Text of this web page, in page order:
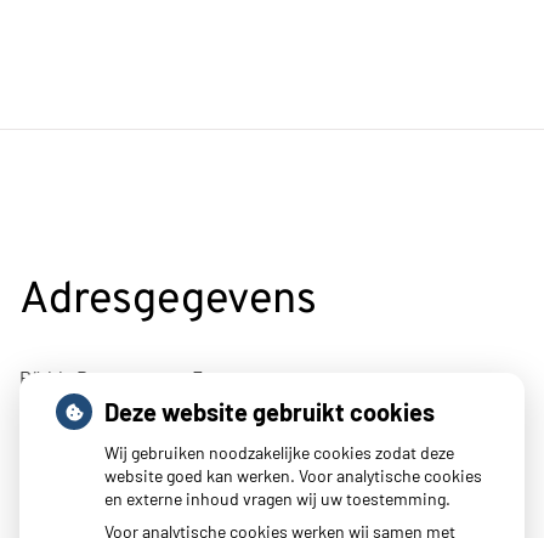
Adresgegevens
Rädda Barnenstraat 7
4695BJ Sint-Maartensdijk
0166 662400
info@mcpluimpot.nl
Deze website gebruikt cookies
Wij gebruiken noodzakelijke cookies zodat deze
website goed kan werken. Voor analytische cookies
en externe inhoud vragen wij uw toestemming.
Voor analytische cookies werken wij samen met